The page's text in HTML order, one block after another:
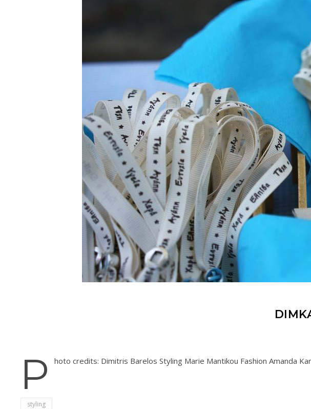
P hoto credits: Dimitris Barelos Styling Marie Mantikou Fashion Amanda
styling